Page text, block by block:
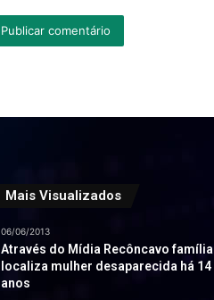
Mais Visualizados
06/06/2013
Através do Mídia Recôncavo família
localiza mulher desaparecida há 14
anos